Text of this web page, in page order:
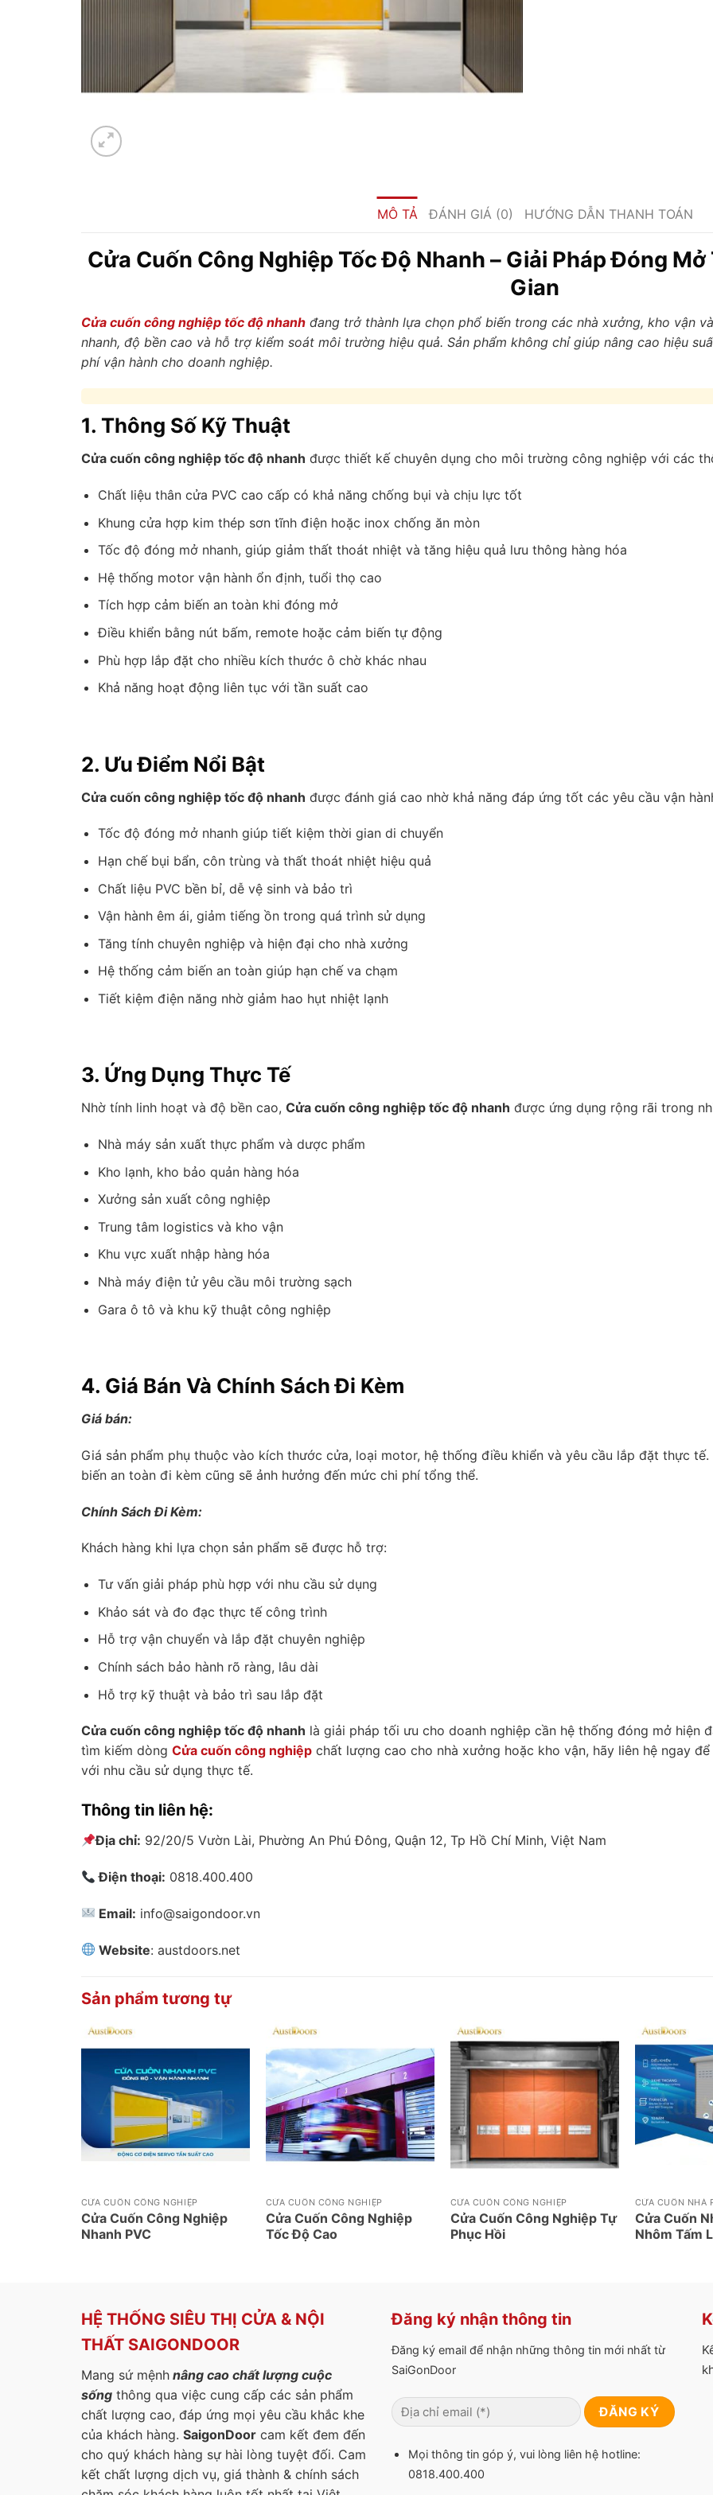
MÔ TẢ ĐÁNH GIÁ (0) HƯỚNG DẪN THANH TOÁN
Cửa Cuốn Công Nghiệp Tốc Độ Nhanh – Giải Pháp Đóng
Gian
Cửa cuốn công nghiệp tốc độ nhanh đang trở thành lựa chọn phổ biến trong các nhà xưởng, kho vận
nhanh, độ bền cao và hỗ trợ kiểm soát môi trường hiệu quả. Sản phẩm không chỉ giúp nâng cao hiệu
phí vận hành cho doanh nghiệp.
1. Thông Số Kỹ Thuật
Cửa cuốn công nghiệp tốc độ nhanh được thiết kế chuyên dụng cho môi trường công nghiệp với các
Chất liệu thân cửa PVC cao cấp có khả năng chống bụi và chịu lực tốt
Khung cửa hợp kim thép sơn tĩnh điện hoặc inox chống ăn mòn
Tốc độ đóng mở nhanh, giúp giảm thất thoát nhiệt và tăng hiệu quả lưu thông hàng hóa
Hệ thống motor vận hành ổn định, tuổi thọ cao
Tích hợp cảm biến an toàn khi đóng mở
Điều khiển bằng nút bấm, remote hoặc cảm biến tự động
Phù hợp lắp đặt cho nhiều kích thước ô chờ khác nhau
Khả năng hoạt động liên tục với tần suất cao
2. Ưu Điểm Nổi Bật
Cửa cuốn công nghiệp tốc độ nhanh được đánh giá cao nhờ khả năng đáp ứng tốt các yêu cầu vận
Tốc độ đóng mở nhanh giúp tiết kiệm thời gian di chuyển
Hạn chế bụi bẩn, côn trùng và thất thoát nhiệt hiệu quả
Chất liệu PVC bền bỉ, dễ vệ sinh và bảo trì
Vận hành êm ái, giảm tiếng ồn trong quá trình sử dụng
Tăng tính chuyên nghiệp và hiện đại cho nhà xưởng
Hệ thống cảm biến an toàn giúp hạn chế va chạm
Tiết kiệm điện năng nhờ giảm hao hụt nhiệt lạnh
3. Ứng Dụng Thực Tế
Nhờ tính linh hoạt và độ bền cao, Cửa cuốn công nghiệp tốc độ nhanh được ứng dụng rộng rãi trong
Nhà máy sản xuất thực phẩm và dược phẩm
Kho lạnh, kho bảo quản hàng hóa
Xưởng sản xuất công nghiệp
Trung tâm logistics và kho vận
Khu vực xuất nhập hàng hóa
Nhà máy điện tử yêu cầu môi trường sạch
Gara ô tô và khu kỹ thuật công nghiệp
4. Giá Bán Và Chính Sách Đi Kèm
Giá bán:
Giá sản phẩm phụ thuộc vào kích thước cửa, loại motor, hệ thống điều khiển và yêu cầu lắp đặt thực
biến an toàn đi kèm cũng sẽ ảnh hưởng đến mức chi phí tổng thể.
Chính Sách Đi Kèm:
Khách hàng khi lựa chọn sản phẩm sẽ được hỗ trợ:
Tư vấn giải pháp phù hợp với nhu cầu sử dụng
Khảo sát và đo đạc thực tế công trình
Hỗ trợ vận chuyển và lắp đặt chuyên nghiệp
Chính sách bảo hành rõ ràng, lâu dài
Hỗ trợ kỹ thuật và bảo trì sau lắp đặt
Cửa cuốn công nghiệp tốc độ nhanh là giải pháp tối ưu cho doanh nghiệp cần hệ thống đóng mở hiện
tìm kiếm dòng Cửa cuốn công nghiệp chất lượng cao cho nhà xưởng hoặc kho vận, hãy liên hệ ngay
với nhu cầu sử dụng thực tế.
Thông tin liên hệ:
Địa chỉ: 92/20/5 Vườn Lài, Phường An Phú Đông, Quận 12, Tp Hồ Chí Minh, Việt Nam
Điện thoại: 0818.400.400
Email: info@saigondoor.vn
Website: austdoors.net
Sản phẩm tương tự
CỬA CUỐN CÔNG NGHIỆP
Cửa Cuốn Công Nghiệp
Nhanh PVC
CỬA CUỐN CÔNG NGHIỆP
Cửa Cuốn Công Nghiệp
Tốc Độ Cao
CỬA CUỐN CÔNG NGHIỆP
Cửa Cuốn Công Nghiệp Tự
Phục Hồi
CỬA CUỐN NHÀ
Cửa Cuốn
Nhôm Tấm
HỆ THỐNG SIÊU THỊ CỬA & NỘI
THẤT SAIGONDOOR
Mang sứ mệnh nâng cao chất lượng cuộc
sống thông qua việc cung cấp các sản phẩm
chất lượng cao, đáp ứng mọi yêu cầu khắc khe
của khách hàng. SaigonDoor cam kết đem đến
cho quý khách hàng sự hài lòng tuyệt đối. Cam
kết chất lượng dịch vụ, giá thành & chính sách
Đăng ký nhận thông tin
Đăng ký email để nhận những thông tin mới nhất từ
SaiGonDoor
Mọi thông tin góp ý, vui lòng liên hệ hotline:
0818.400.400